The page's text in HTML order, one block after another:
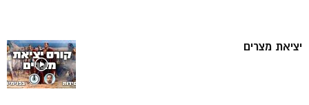
יציאת מצרים